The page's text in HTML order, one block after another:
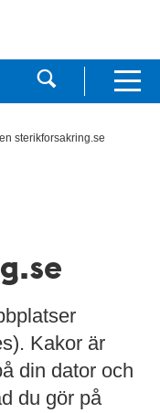
Visa
Visa
sterikforsakring.se
Kakor är
din dator och
du gör på